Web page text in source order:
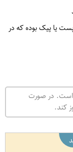
یا پیک بوده که در
است. در صورت
کند.